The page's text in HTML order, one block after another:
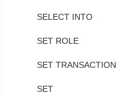
SELECT INTO
SET ROLE
SET TRANSACTION
SET